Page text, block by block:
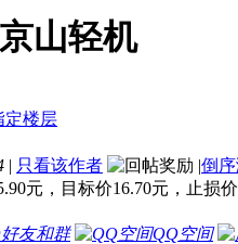
山轻机
| 只看该作者 |倒
元，目标价16.70元，止损
友和群
QQ空间